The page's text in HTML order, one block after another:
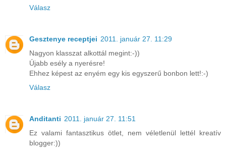
Válasz
Gesztenye receptjei 2011. január 27. 11:29
Nagyon klasszat alkottál megint:-))
Újabb esély a nyerésre!
Ehhez képest az enyém egy kis egyszerű bonbon lett!:-)
Válasz
Anditanti 2011. január 27. 11:51
Ez valami fantasztikus ötlet, nem véletlenül lettél kreatív
blogger:))